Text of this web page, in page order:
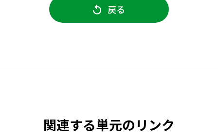
戻る
関連する単元のリンク